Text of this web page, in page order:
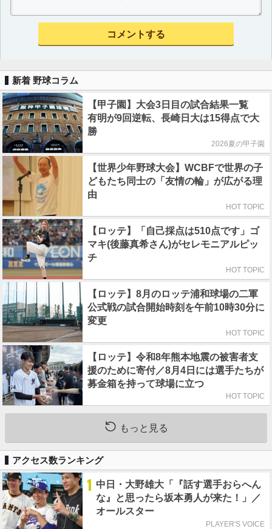
新着 野球コラム
【甲子園】大会3日目の試合結果一覧
有明が9回逆転、長崎日大は15得点で大
勝
2026夏の甲子園
【世界少年野球大会】WCBFで世界の子
どもたち同士の「友情の輪」が広がる理
由
HOT TOPIC
【ロッテ】「自己採点は510点です」ゴ
マキ(後藤真希さん)がセレモニアルピッ
チ
HOT TOPIC
【ロッテ】8月のロッテ浦和球場の二軍
公式戦の試合開始時刻を午前10時30分に
変更
HOT TOPIC
【ロッテ】令和8年熊本地震の被害者支
援のために寄付／8月4日には選手たちが
募金箱を持って球場に立つ
HOT TOPIC
もっと見る
アクセス数ランキング
1 中日・大野雄大「『話す選手おらへん
な』と思ったら坂本勇人が来た！」／
オールスター
PLAYER'S VOICE